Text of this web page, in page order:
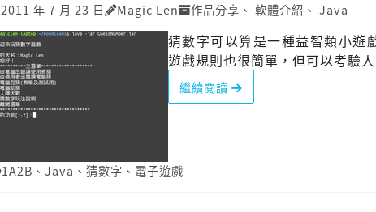
2011 年 7 月 23 日 Magic Len 作品分享 、 軟體介紹 、 Java
猜數字可以算是一種益智類小遊
遊戲規則也很簡單，但可以考驗
繼續閱讀
1A2B 、 Java 、 猜數字 、 電子遊戲